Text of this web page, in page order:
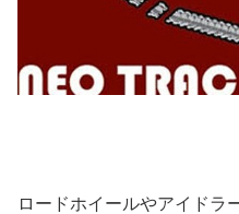
ロードホイールやアイドラ